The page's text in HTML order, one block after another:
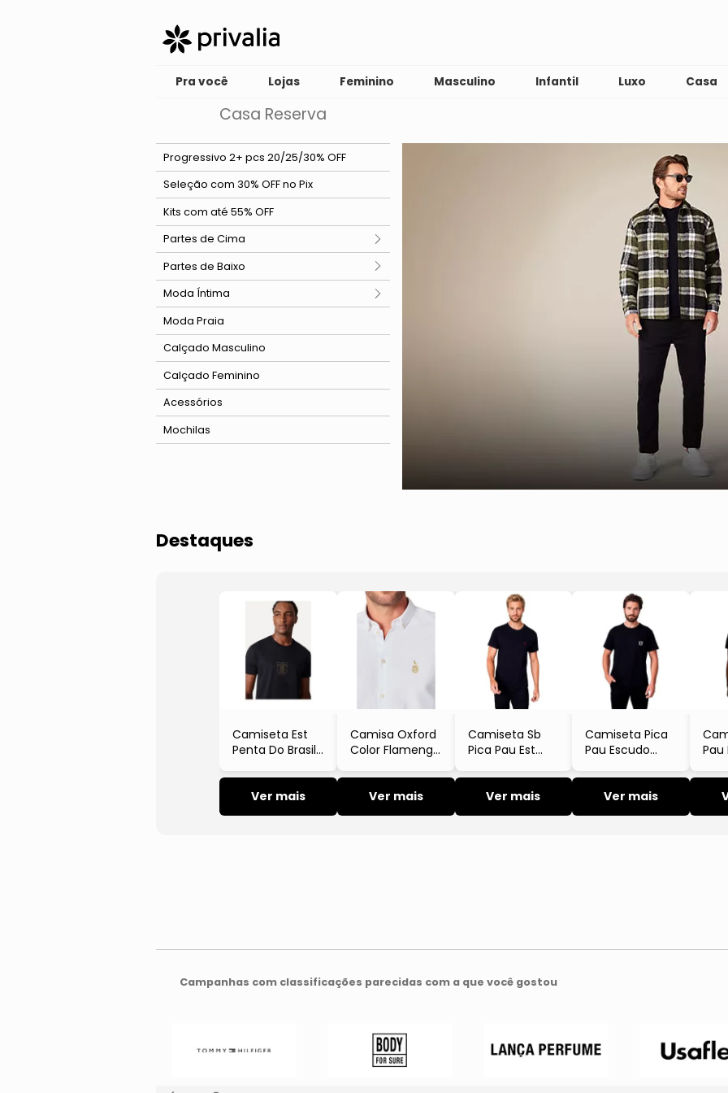
Pra você Lojas Feminino Masculino Infantil Luxo Casa
Casa Reserva
Progressivo 2+ pcs 20/25/30% OFF
Seleção com 30% OFF no Pix
Kits com até 55% OFF
Partes de Cima
Ver tudo
Camisa
Camiseta
Casaco e Jaqueta
Polo
Tricot e Suéter
Partes de Baixo
Ver tudo
Bermuda
Calça
Short
Moda Íntima
Ver tudo
Cueca
Kits de Cuecas e Meias
Meia
Moda Praia
Calçado Masculino
Calçado Feminino
Acessórios
Mochilas
Destaques
Camiseta Est
Penta Do Brasil
Reserva
Ver mais
Camisa Oxford
Color Flamengo
Ver mais
Camiseta Sb
Pica Pau Est
Reserva
Ver mais
Camiseta Pica
Pau Escudo
Reserva
Ver mais
Pau
Campanhas com classificações parecidas com a que você gostou